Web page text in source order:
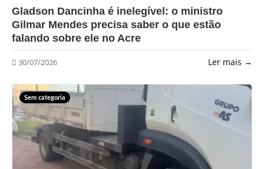
?>
Gladson Dancinha é inelegível: o ministro
Gilmar Mendes precisa saber o que estão
falando sobre ele no Acre
30/07/2026 Ler mais →
Sem categoria